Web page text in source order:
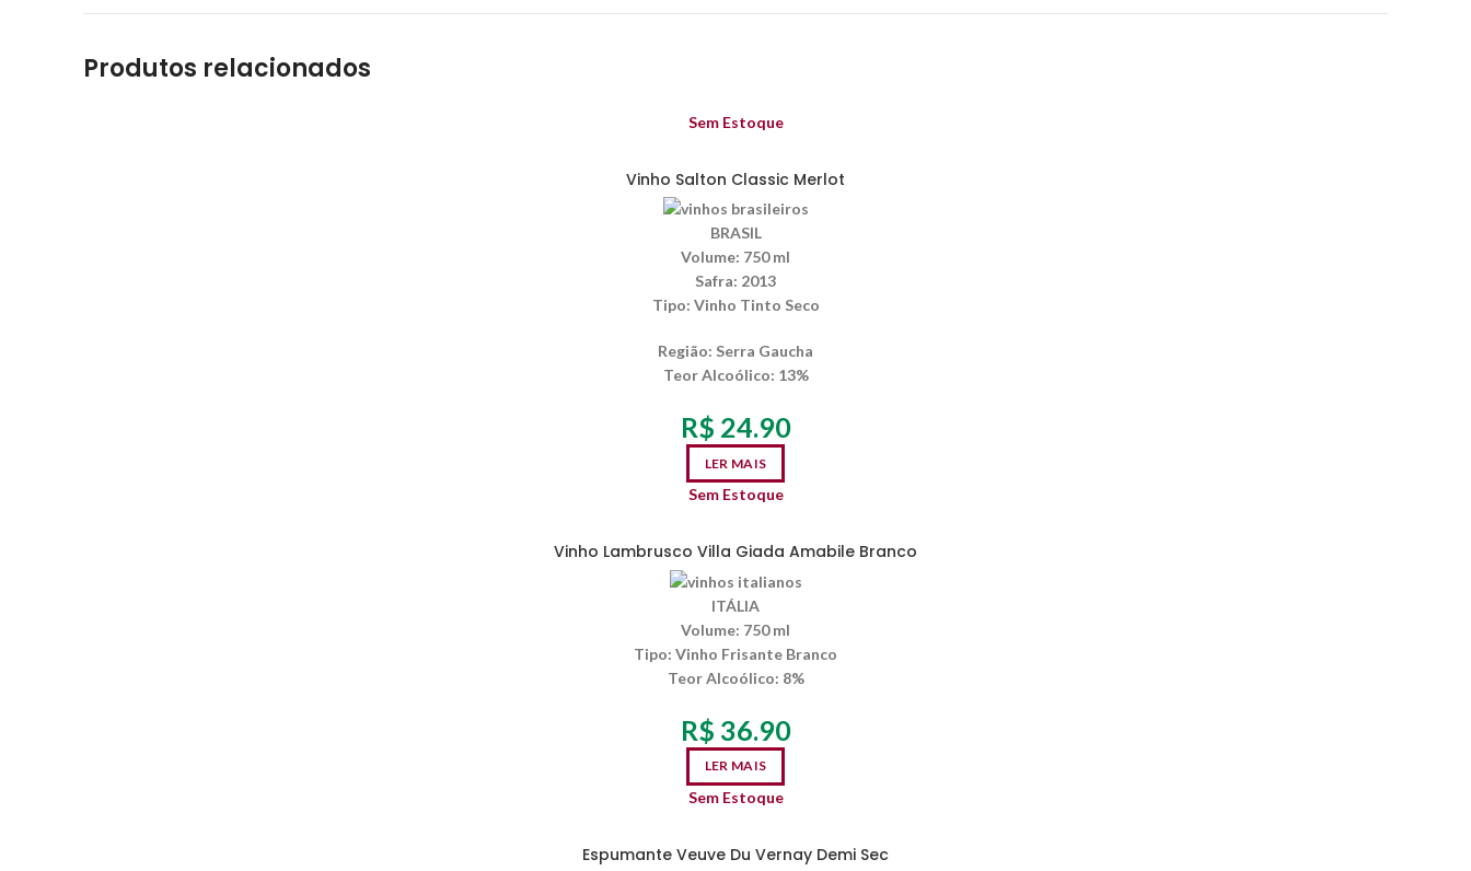
Produtos relacionados
Sem Estoque
Vinho Salton Classic Merlot
BRASIL
Volume: 750 ml
Safra: 2013
Tipo: Vinho Tinto Seco
Região: Serra Gaucha
Teor Alcoólico: 13%
R$ 24.90
LER MAIS
Sem Estoque
Vinho Lambrusco Villa Giada Amabile Branco
ITÁLIA
Volume: 750 ml
Tipo: Vinho Frisante Branco
Teor Alcoólico: 8%
R$ 36.90
LER MAIS
Sem Estoque
Espumante Veuve Du Vernay Demi Sec